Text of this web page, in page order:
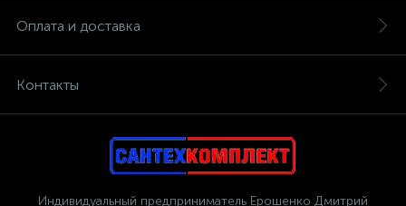
Оплата и доставка
Контакты
Индивидуальный предприниматель Ерошенко Дмитрий